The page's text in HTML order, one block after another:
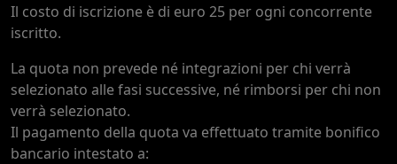
Il costo di iscrizione è di euro 25 per ogni concorrente
iscritto.
La quota non prevede né integrazioni per chi verrà
selezionato alle fasi successive, né rimborsi per chi non
verrà selezionato.
Il pagamento della quota va effettuato tramite bonifico
bancario intestato a: